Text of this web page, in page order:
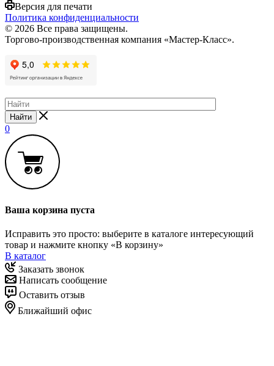
Версия для печати
Политика конфиденциальности
© 2026 Все права защищены.
Торгово-производственная компания «Мастер-Класс».
Найти
0
Ваша корзина пуста
Исправить это просто: выберите в каталоге интересующий
товар и нажмите кнопку «В корзину»
В каталог
Заказать звонок
Написать сообщение
Оставить отзыв
Ближайший офис